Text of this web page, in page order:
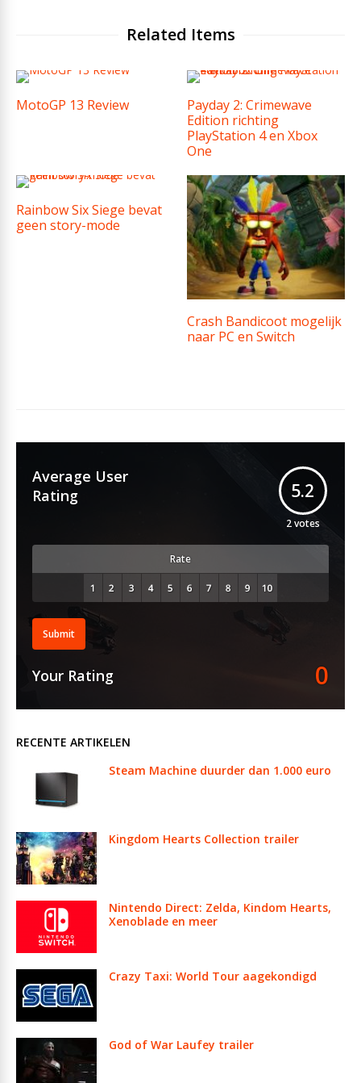
Related Items
MotoGP 13 Review
Payday 2: Crimewave
Edition richting
PlayStation 4 en Xbox
One
Rainbow Six Siege bevat
geen story-mode
Crash Bandicoot mogelijk
naar PC en Switch
Average User
Rating
5.2
2votes
Rate
Submit
Your Rating 0
RECENTE ARTIKELEN
Steam Machine duurder dan 1.000 euro
Kingdom Hearts Collection trailer
Nintendo Direct: Zelda, Kindom Hearts,
Xenoblade en meer
Crazy Taxi: World Tour aagekondigd
God of War Laufey trailer